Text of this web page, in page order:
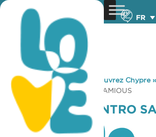
FR
You are here: Home »Découvrez Chypre
POLITISTIKO KENTRO SALAMIOUS
POLITISTIKO KENTRO